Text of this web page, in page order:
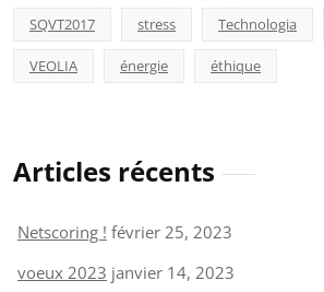
SQVT2017 stress Technologia
VEOLIA énergie éthique
Articles récents
Netscoring ! février 25, 2023
voeux 2023 janvier 14, 2023